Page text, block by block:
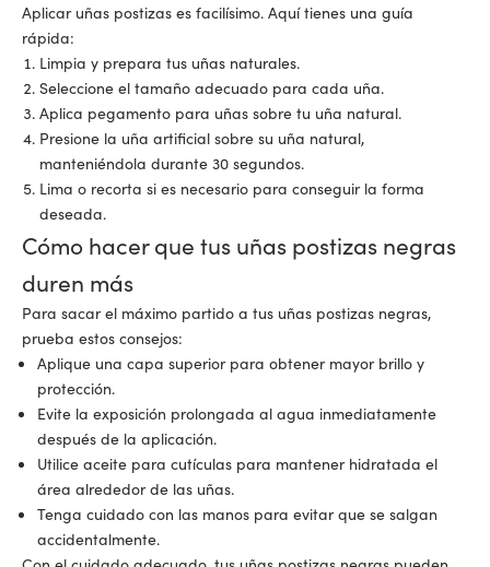
Aplicar uñas postizas es facilísimo. Aquí tienes una guía
rápida:
Limpia y prepara tus uñas naturales.
Seleccione el tamaño adecuado para cada uña.
Aplica pegamento para uñas sobre tu uña natural.
Presione la uña artificial sobre su uña natural,
manteniéndola durante 30 segundos.
Lima o recorta si es necesario para conseguir la forma
deseada.
Cómo hacer que tus uñas postizas negras
duren más
Para sacar el máximo partido a tus uñas postizas negras,
prueba estos consejos:
Aplique una capa superior para obtener mayor brillo y
protección.
Evite la exposición prolongada al agua inmediatamente
después de la aplicación.
Utilice aceite para cutículas para mantener hidratada el
área alrededor de las uñas.
Tenga cuidado con las manos para evitar que se salgan
accidentalmente.